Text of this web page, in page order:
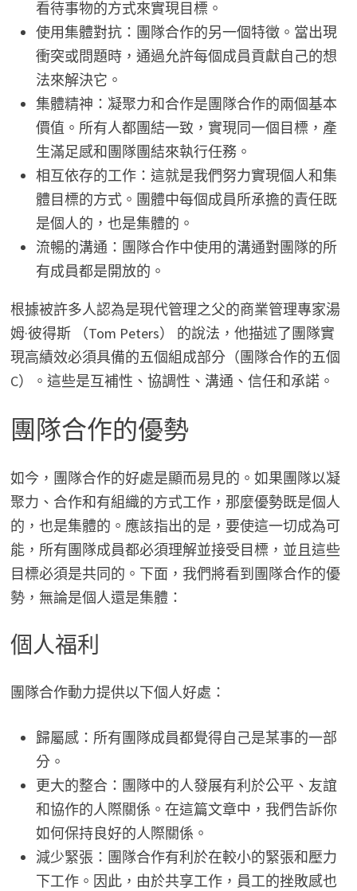
看待事物的方式來實現目標。
使用集體對抗：團隊合作的另一個特徵。當出現
衝突或問題時，通過允許每個成員貢獻自己的想
法來解決它。
集體精神：凝聚力和合作是團隊合作的兩個基本
價值。所有人都團結一致，實現同一個目標，產
生滿足感和團隊團結來執行任務。
相互依存的工作：這就是我們努力實現個人和集
體目標的方式。團體中每個成員所承擔的責任既
是個人的，也是集體的。
流暢的溝通：團隊合作中使用的溝通對團隊的所
有成員都是開放的。
根據被許多人認為是現代管理之父的商業管理專家湯
姆·彼得斯 （Tom Peters） 的說法，他描述了團隊實
現高績效必須具備的五個組成部分（團隊合作的五個
C）。這些是互補性、協調性、溝通、信任和承諾。
團隊合作的優勢
如今，團隊合作的好處是顯而易見的。如果團隊以凝
聚力、合作和有組織的方式工作，那麼優勢既是個人
的，也是集體的。應該指出的是，要使這一切成為可
能，所有團隊成員都必須理解並接受目標，並且這些
目標必須是共同的。下面，我們將看到團隊合作的優
勢，無論是個人還是集體：
個人福利
團隊合作動力提供以下個人好處：
歸屬感：所有團隊成員都覺得自己是某事的一部
分。
更大的整合：團隊中的人發展有利於公平、友誼
和協作的人際關係。在這篇文章中，我們告訴你
如何保持良好的人際關係。
減少緊張：團隊合作有利於在較小的緊張和壓力
下工作。因此，由於共享工作，員工的挫敗感也